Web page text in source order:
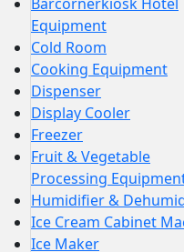
Equipment
Cold Room
Cooking Equipment
Dispenser
Display Cooler
Freezer
Fruit & Vegetable
Processing
Humidifier &
Ice Cream Cabinet
Ice Maker